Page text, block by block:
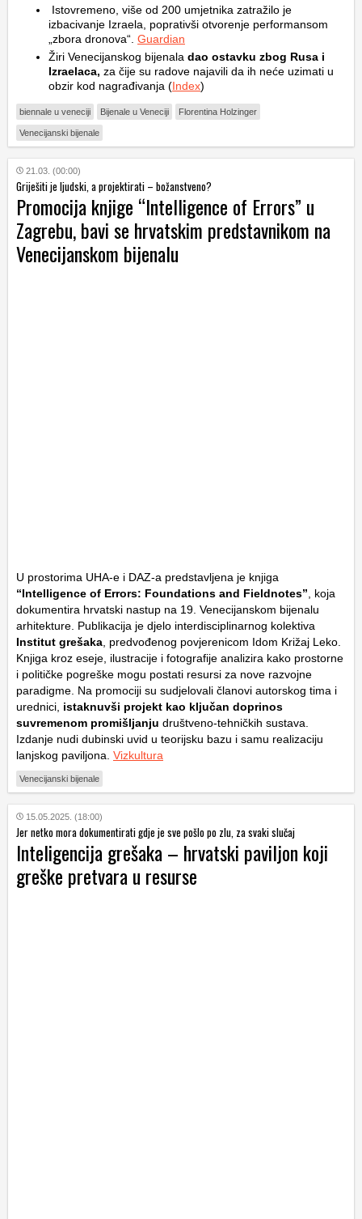
Istovremeno, više od 200 umjetnika zatražilo je
izbacivanje Izraela, poprativši otvorenje performansom
„zbora dronova“. Guardian
Žiri Venecijanskog bijenala dao ostavku zbog Rusa i
Izraelaca, za čije su radove najavili da ih neće uzimati u
obzir kod nagrađivanja (Index)
biennale u veneciji Bijenale u Veneciji Florentina Holzinger
Venecijanski bijenale
21.03. (00:00)
Griješiti je ljudski, a projektirati – božanstveno?
Promocija knjige “Intelligence of Errors” u
Zagrebu, bavi se hrvatskim predstavnikom na
Venecijanskom bijenalu
U prostorima UHA-e i DAZ-a predstavljena je knjiga
“Intelligence of Errors: Foundations and Fieldnotes” , koja
dokumentira hrvatski nastup na 19. Venecijanskom bijenalu
arhitekture. Publikacija je djelo interdisciplinarnog kolektiva
Institut grešaka , predvođenog povjerenicom Idom Križaj Leko.
Knjiga kroz eseje, ilustracije i fotografije analizira kako prostorne
i političke pogreške mogu postati resursi za nove razvojne
paradigme. Na promociji su sudjelovali članovi autorskog tima i
urednici, istaknuvši projekt kao ključan doprinos
suvremenom promišljanju društveno-tehničkih sustava.
Izdanje nudi dubinski uvid u teorijsku bazu i samu realizaciju
lanjskog paviljona. Vizkultura
Venecijanski bijenale
15.05.2025. (18:00)
Jer netko mora dokumentirati gdje je sve pošlo po zlu, za svaki slučaj
Inteligencija grešaka – hrvatski paviljon koji
greške pretvara u resurse